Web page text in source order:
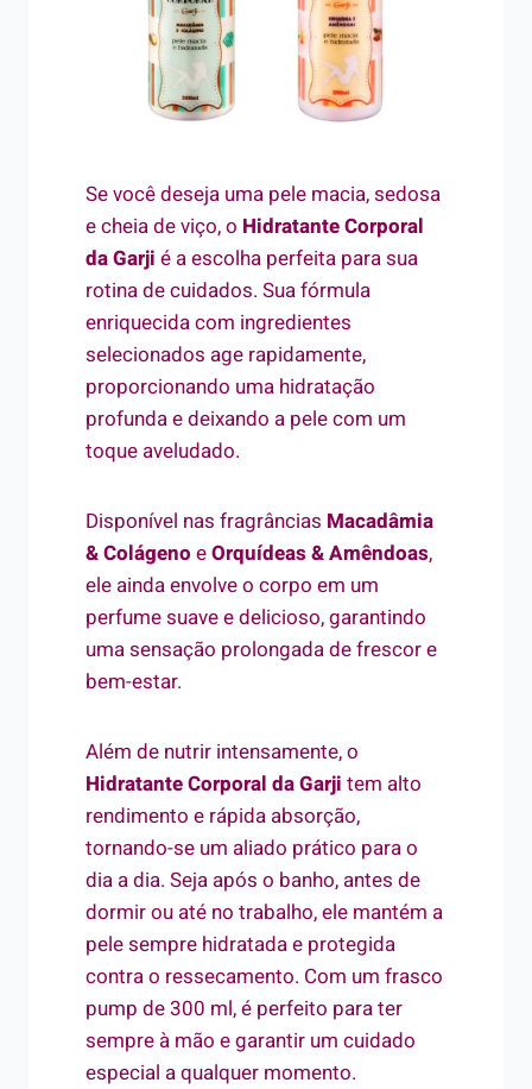
Se você deseja uma pele macia, sedosa
e cheia de viço, o Hidratante Corporal
da Garji é a escolha perfeita para sua
rotina de cuidados. Sua fórmula
enriquecida com ingredientes
selecionados age rapidamente,
proporcionando uma hidratação
profunda e deixando a pele com um
toque aveludado.
Disponível nas fragrâncias Macadâmia
& Colágeno eOrquídeas & Amêndoas,
ele ainda envolve o corpo em um
perfume suave e delicioso, garantindo
uma sensação prolongada de frescor e
bem-estar.
Além de nutrir intensamente, o
Hidratante Corporal da Garji tem alto
rendimento e rápida absorção,
tornando-se um aliado prático para o
dia a dia. Seja após o banho, antes de
dormir ou até no trabalho, ele mantém a
pele sempre hidratada e protegida
contra o ressecamento. Com um frasco
pump de 300 ml, é perfeito para ter
sempre à mão e garantir um cuidado
especial a qualquer momento.